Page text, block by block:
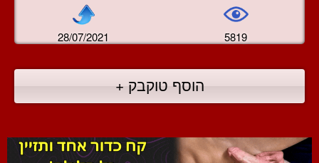
28/07/2021 5819
הוסף טוקבק +